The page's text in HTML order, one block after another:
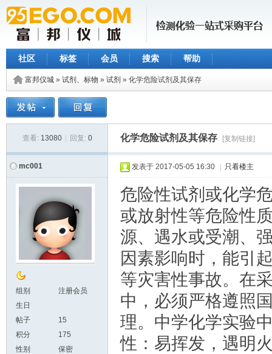
社区 标签 会员 搜索 帮助
富邦仪城 » 试剂、标物 » 试剂 » 化学危险试剂及其保存
查看: 13080 回复: 0 化学危险试剂及其保存 [复制链接]
mc001
组别
注册会员
生日
帖子
15
积分
175
性别
保密
发表于 2017-05-05 16:30 只看楼主
危险性试剂或化学
或放射性等危险性
源、遇水或受潮、
因素影响时，能引
等灾害性事故。在
中，必须严格遵照
理。中学化学实验
性：易挥发，遇明